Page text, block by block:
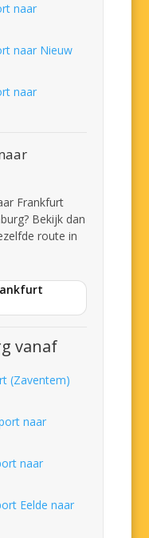
naar
naar Nieuw
naar
Frankfurt
Bekijk dan
route in
vanaf
(Zaventem)
naar
naar
Eelde naar